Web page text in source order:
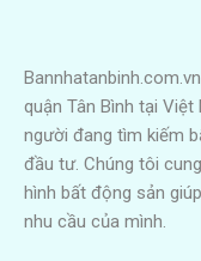
quận Tân Bình tại
người đang tìm kiếm
đầu tư. Chúng tôi
hình bất động sản
nhu cầu của mình.